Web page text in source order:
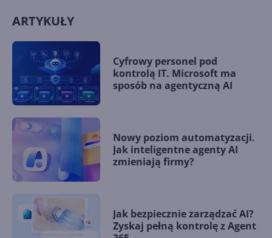
ARTYKUŁY
Cyfrowy personel pod
kontrolą IT. Microsoft ma
sposób na agentyczną AI
Nowy poziom automatyzacji.
Jak inteligentne agenty AI
zmieniają firmy?
Jak bezpiecznie zarządzać AI?
Zyskaj pełną kontrolę z Agent